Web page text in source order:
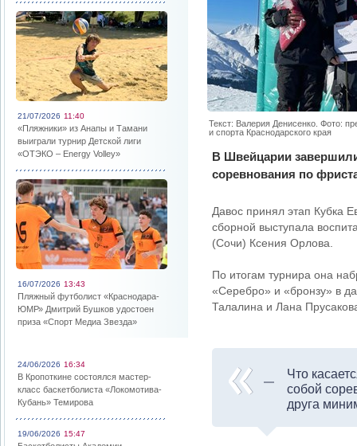
21/07/2026 11:40
«Пляжники» из Анапы и Тамани
выиграли турнир Детской лиги
«ОТЭКО – Energy Volley»
16/07/2026 13:43
Пляжный футболист «Краснодара-
ЮМР» Дмитрий Бушков удостоен
приза «Спорт Медиа Звезда»
24/06/2026 16:34
В Кропоткине состоялся мастер-
класс баскетболиста «Локомотива-
Кубань» Темирова
19/06/2026 15:47
Текст: Валерия Денисенко. Фото:
и спорта Краснодарского края
В Швейцарии
соревнования по
Давос принял этап Кубка
сборной выступала
(Сочи) Ксения Орлова.
По итогам турнира она
«Серебро» и «бронзу» в
Талалина и Лана
Что
собой
друга